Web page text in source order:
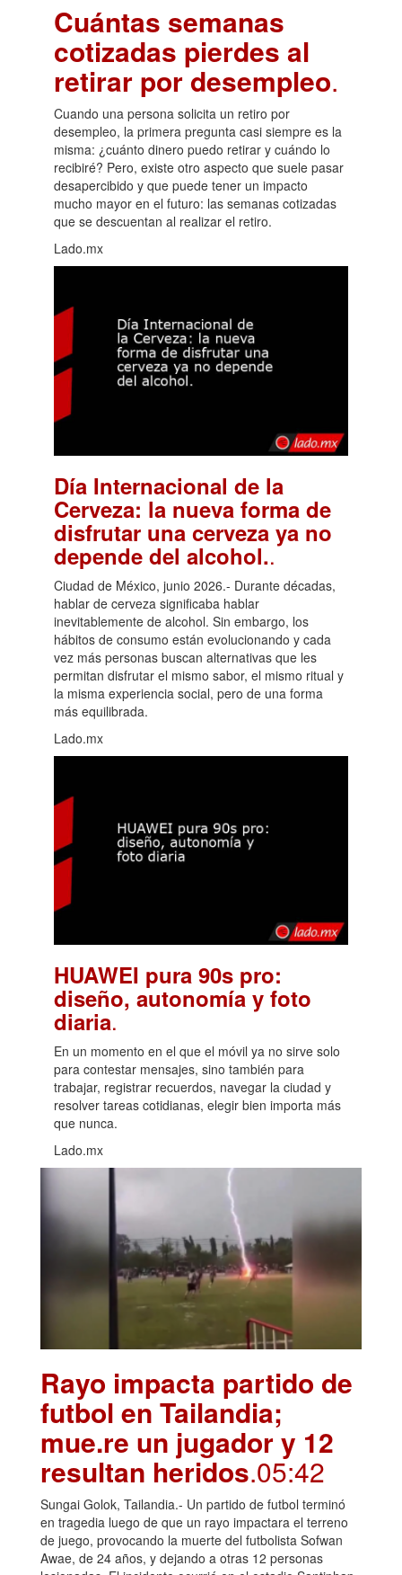
Cuántas semanas
cotizadas pierdes al
retirar por desempleo.
Cuando una persona solicita un retiro por
desempleo, la primera pregunta casi siempre es la
misma: ¿cuánto dinero puedo retirar y cuándo lo
recibiré? Pero, existe otro aspecto que suele pasar
desapercibido y que puede tener un impacto
mucho mayor en el futuro: las semanas cotizadas
que se descuentan al realizar el retiro.
Lado.mx
Día Internacional de la
Cerveza: la nueva forma de
disfrutar una cerveza ya no
depende del alcohol..
Ciudad de México, junio 2026.- Durante décadas,
hablar de cerveza significaba hablar
inevitablemente de alcohol. Sin embargo, los
hábitos de consumo están evolucionando y cada
vez más personas buscan alternativas que les
permitan disfrutar el mismo sabor, el mismo ritual y
la misma experiencia social, pero de una forma
más equilibrada.
Lado.mx
HUAWEI pura 90s pro:
diseño, autonomía y foto
diaria.
En un momento en el que el móvil ya no sirve solo
para contestar mensajes, sino también para
trabajar, registrar recuerdos, navegar la ciudad y
resolver tareas cotidianas, elegir bien importa más
que nunca.
Lado.mx
Rayo impacta partido de
futbol en Tailandia;
mue.re un jugador y 12
resultan heridos.05:42
Sungai Golok, Tailandia.- Un partido de futbol terminó
en tragedia luego de que un rayo impactara el terreno
de juego, provocando la muerte del futbolista Sofwan
Awae, de 24 años, y dejando a otras 12 personas